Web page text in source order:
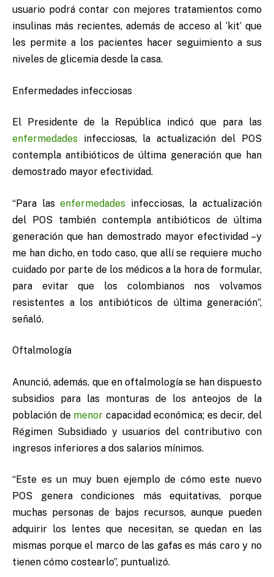
usuario podrá contar con mejores tratamientos como
insulinas más recientes, además de acceso al ‘kit’ que
les permite a los pacientes hacer seguimiento a sus
niveles de glicemia desde la casa.
Enfermedades infecciosas
El Presidente de la República indicó que para las
enfermedades infecciosas, la actualización del POS
contempla antibióticos de última generación que han
demostrado mayor efectividad.
“Para lasenfermedades infecciosas, la actualización
del POS también contempla antibióticos de última
generación que han demostrado mayor efectividad –y
me han dicho, en todo caso, que allí se requiere mucho
cuidado por parte de los médicos a la hora de formular,
para evitar que los colombianos nos volvamos
resistentes a los antibióticos de última generación”,
señaló.
Oftalmología
Anunció, además, que en oftalmología se han dispuesto
subsidios para las monturas de los anteojos de la
población de menor capacidad económica; es decir, del
Régimen Subsidiado y usuarios del contributivo con
ingresos inferiores a dos salarios mínimos.
“Este es un muy buen ejemplo de cómo este nuevo
POS genera condiciones más equitativas, porque
muchas personas de bajos recursos, aunque pueden
adquirir los lentes que necesitan, se quedan en las
mismas porque el marco de las gafas es más caro y no
tienen cómo costearlo”, puntualizó.